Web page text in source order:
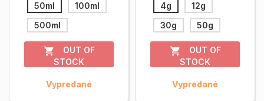
50ml
100ml
500ml

OUT OF
STOCK
Vypredané
4g
12g
30g
50g

OUT OF
STOCK
Vypredané